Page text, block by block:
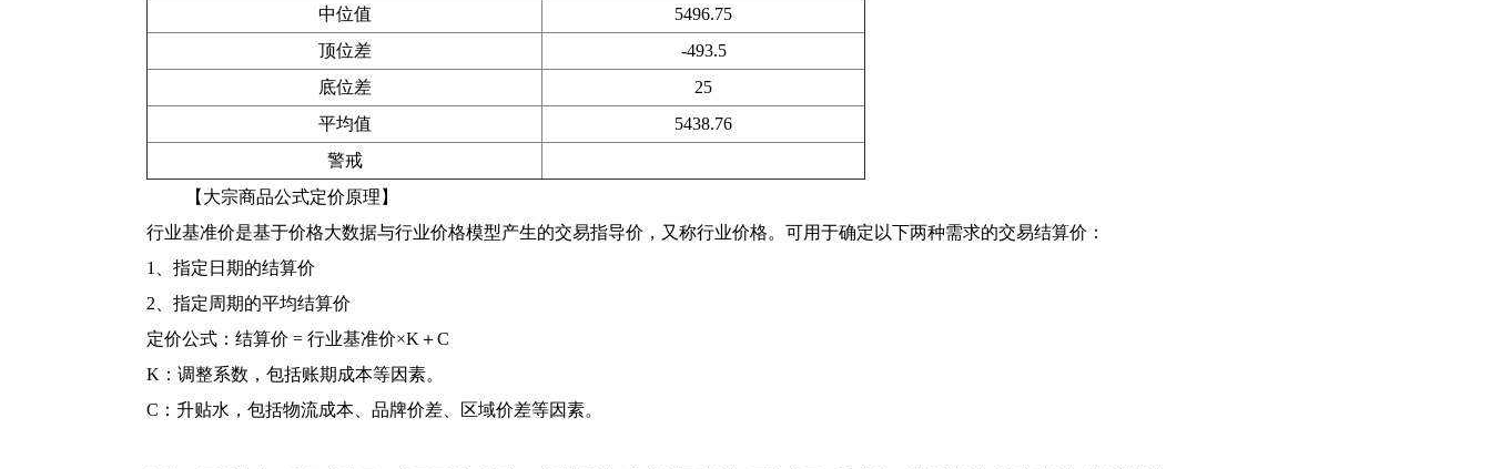
中位值
5496.75
顶位差
-493.5
底位差
25
平均值
5438.76
警戒
【大宗商品公式定价原理】
行业基准价是基于价格大数据与行业价格模型产生的交易指导价，又称行业价格。可用于确定以下两种需求的交易结算价：
1、指定日期的结算价
2、指定周期的平均结算价
定价公式：结算价 = 行业基准价×K＋C
K：调整系数，包括账期成本等因素。
C：升贴水，包括物流成本、品牌价差、区域价差等因素。